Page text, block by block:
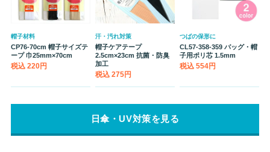
帽子材料
CP76-70cm 帽子サイズテ
ープ 巾25mm×70cm
税込 220円
汗・汚れ対策
帽子ケアテープ
2.5cm×23cm 抗菌・防臭
加工
税込 275円
つばの保形に
CL57-358-359 バッグ・帽
子用ポリ芯 1.5mm
税込 554円
日傘・UV対策を見る